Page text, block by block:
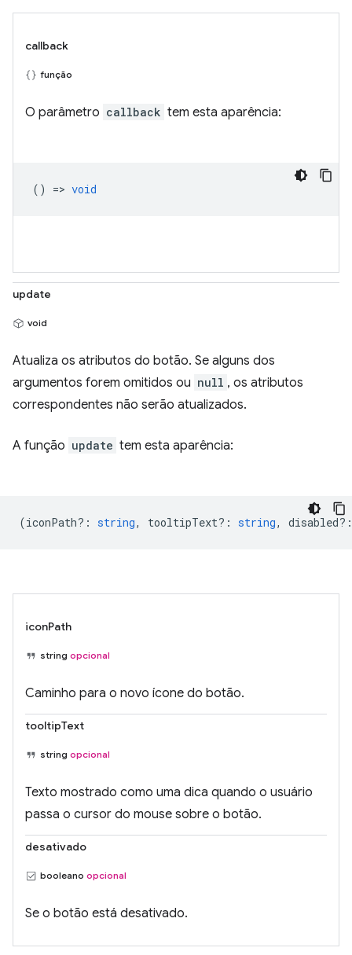
callback
função
O parâmetro callback tem esta aparência:
() => void
update
void
Atualiza os atributos do botão. Se alguns dos
argumentos forem omitidos ou null , os atributos
correspondentes não serão atualizados.
A função update tem esta aparência:
(iconPath? : string, tooltipText? : string, disabled? :
iconPath
string opcional
Caminho para o novo ícone do botão.
tooltipText
string opcional
Texto mostrado como uma dica quando o usuário
passa o cursor do mouse sobre o botão.
desativado
booleano opcional
Se o botão está desativado.